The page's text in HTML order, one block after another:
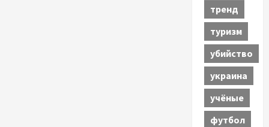
тренд
туризм
убийство
украина
учёные
футбол